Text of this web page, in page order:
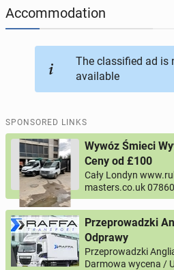
JOBSEEKERS
AUTOMOTIVE
BUY & SELL
PERSONALS
Accommodation
The classified ad is
available
SPONSORED LINKS
Wywóz Śmieci
Ceny od £100
Cały Londyn
masters.co.uk
Przeprowadzki
Odprawy
Przeprowadzki
Darmowa wycena /